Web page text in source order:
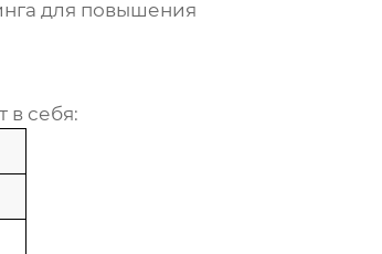
для повышения
в себя: